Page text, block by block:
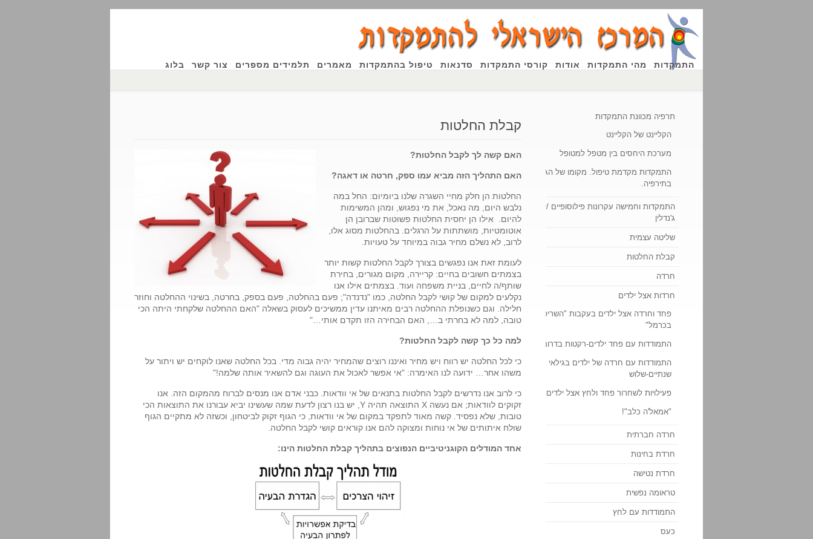
התמקדות מהי התמקדות אודות קורסי התמקדות סדנאות טיפול בהתמקדות מאמרים תלמידים מספרים צור קשר בלוג
קבלת החלטות
האם קשה לך לקבל החלטות?
האם התהליך הזה מביא עמו ספק, חרטה או דאגה?
החלטות הן חלק מחיי השגרה שלנו ביומיום: החל במה
נלבש היום, מה נאכל, את מי נפגוש, ומהן המשימות
להיום. אילו הן יחסית החלטות פשוטות שברובן הן
אוטומטיות, מושתתות על הרגלים. בהחלטות מסוג אלו,
לרוב, לא נשלם מחיר גבוה במיוחד על טעויות.
לעומת זאת אנו נפגשים בצורך לקבל החלטות קשות יותר
בצמתים חשובים בחיים: קריירה, מקום מגורים, בחירת
שותף/ה לחיים, בניית משפחה ועוד. בצמתים אילו אנו
נקלעים למקום של קושי לקבל החלטה, כמו "נדנדה"; פעם בהחלטה, פעם בספק, בחרטה, בשינוי ההחלטה וחוזר
חלילה. וגם כשנופלת ההחלטה רבים מאיתנו עדין ממשיכים לעסוק בשאלה "האם ההחלטה שלקחתי היתה הכי
טובה, למה לא בחרתי ב…, האם הבחירה הזו תקדם אותי…"
למה כל כך קשה לקבל החלטות?
כי לכל החלטה יש רווח ויש מחיר ואיננו רוצים שהמחיר יהיה גבוה מדי. בכל החלטה שאנו לוקחים יש ויתור על
משהו אחר… ידועה לנו האימרה: "אי אפשר לאכול את העוגה וגם להשאיר אותה שלמה!"
כי לרוב אנו נדרשים לקבל החלטות בתנאים של אי וודאות. כבני אדם אנו מנסים לברוח מהמקום הזה. אנו
זקוקים לוודאות; אם נעשה X התוצאה תהיה Y, יש בנו רצון לדעת שמה שעשינו יביא עבורנו את התוצאות הכי
טובות, שלא נפסיד. קשה מאוד לתפקד במקום של אי וודאות, כי הגוף זקוק לביטחון, וכשזה לא מתקיים הגוף
שולח איתותים של אי נוחות ומצוקה להם אנו קוראים קושי לקבל החלטה.
אחד המודלים הקוגניטיביים הנפוצים בתהליך קבלת החלטות הינו:
תרפיה מכוונת התמקדות
הקליינט של הקליינט
מערכת היחסים בין מטפל למטופל
התמקדות מקדמת טיפול. מקומו של הגוף
בתירפיה.
התמקדות וחמישה עקרונות פילוסופיים /יוג'ין
ג'נדלין
שליטה עצמית
קבלת החלטות
חרדה
חרדות אצל ילדים
פחד וחרדה אצל ילדים בעקבות "השריפה
בכרמל"
התמודדות עם פחד ילדים-רקטות בדרום
התמודדות עם חרדה של ילדים בגילאי
שנתיים-שלוש
פעילויות לשחרור פחד ולחץ אצל ילדים
"אמאל'ה כלב"!
חרדה חברתית
חרדת בחינות
חרדת נטישה
טראומה נפשית
התמודדות עם לחץ
כעס